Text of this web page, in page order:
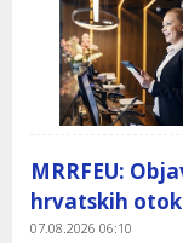
MRRFEU:
hrvatskih
07.08.2026 06:10